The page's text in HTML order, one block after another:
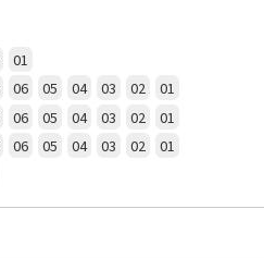
01
06 05 04 03 02 01
06 05 04 03 02 01
06 05 04 03 02
01